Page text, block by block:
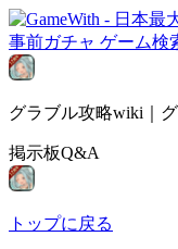
事前ガチャ ゲーム検
グラブル攻略wiki｜
掲示板Q&A
トップに戻る